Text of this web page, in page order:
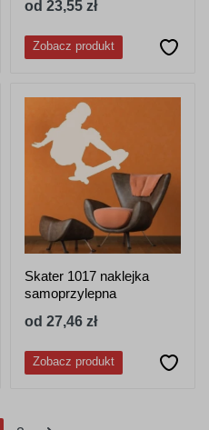
od 23,55 zł
Zobacz produkt
Skater 1017 naklejka
samoprzylepna
od 27,46 zł
Zobacz produkt